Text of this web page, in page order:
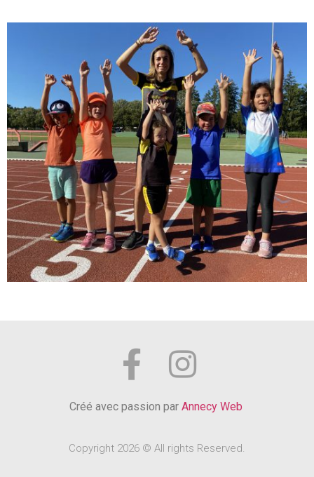
Créé avec passion par Annecy Web
Copyright 2026 © All rights Reserved.